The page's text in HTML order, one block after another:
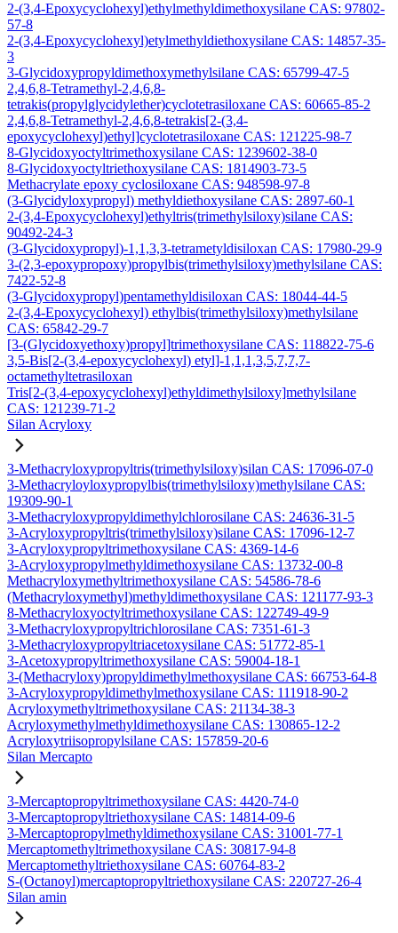
2-(3,4-Epoxycyclohexyl)ethylmethyldimethoxysilane CAS: 97802-
57-8
2-(3,4-Epoxycyclohexyl)etylmethyldiethoxysilane CAS: 14857-35-
3
3-Glycidoxypropyldimethoxymethylsilane CAS: 65799-47-5
2,4,6,8-Tetramethyl-2,4,6,8-
tetrakis(propylglycidylether)cyclotetrasiloxane CAS: 60665-85-2
2,4,6,8-Tetramethyl-2,4,6,8-tetrakis[2-(3,4-
epoxycyclohexyl)ethyl]cyclotetrasiloxane CAS: 121225-98-7
8-Glycidoxyoctyltrimethoxysilane CAS: 1239602-38-0
8-Glycidoxyoctyltriethoxysilane CAS: 1814903-73-5
Methacrylate epoxy cyclosiloxane CAS: 948598-97-8
(3-Glycidyloxypropyl) methyldiethoxysilane CAS: 2897-60-1
2-(3,4-Epoxycyclohexyl)ethyltris(trimethylsiloxy)silane CAS:
90492-24-3
(3-Glycidoxypropyl)-1,1,3,3-tetrametyldisiloxan CAS: 17980-29-9
3-(2,3-epoxypropoxy)propylbis(trimethylsiloxy)methylsilane CAS:
7422-52-8
(3-Glycidoxypropyl)pentamethyldisiloxan CAS: 18044-44-5
2-(3,4-Epoxycyclohexyl) ethylbis(trimethylsiloxy)methylsilane
CAS: 65842-29-7
[3-(Glycidoxyethoxy)propyl]trimethoxysilane CAS: 118822-75-6
3,5-Bis[2-(3,4-epoxycyclohexyl) etyl]-1,1,1,3,5,7,7,7-
octamethyltetrasiloxan
Tris[2-(3,4-epoxycyclohexyl)ethyldimethylsiloxy]methylsilane
CAS: 121239-71-2
Silan Acryloxy
3-Methacryloxypropyltris(trimethylsiloxy)silan CAS: 17096-07-0
3-Methacryloyloxypropylbis(trimethylsiloxy)methylsilane CAS:
19309-90-1
3-Methacryloxypropyldimethylchlorosilane CAS: 24636-31-5
3-Acryloxypropyltris(trimethylsiloxy)silane CAS: 17096-12-7
3-Acryloxypropyltrimethoxysilane CAS: 4369-14-6
3-Acryloxypropylmethyldimethoxysilane CAS: 13732-00-8
Methacryloxymethyltrimethoxysilane CAS: 54586-78-6
(Methacryloxymethyl)methyldimethoxysilane CAS: 121177-93-3
8-Methacryloxyoctyltrimethoxysilane CAS: 122749-49-9
3-Methacryloxypropyltrichlorosilane CAS: 7351-61-3
3-Methacryloxypropyltriacetoxysilane CAS: 51772-85-1
3-Acetoxypropyltrimethoxysilane CAS: 59004-18-1
3-(Methacryloxy)propyldimethylmethoxysilane CAS: 66753-64-8
3-Acryloxypropyldimethylmethoxysilane CAS: 111918-90-2
Acryloxymethyltrimethoxysilane CAS: 21134-38-3
Acryloxymethylmethyldimethoxysilane CAS: 130865-12-2
Acryloxytriisopropylsilane CAS: 157859-20-6
Silan Mercapto
3-Mercaptopropyltrimethoxysilane CAS: 4420-74-0
3-Mercaptopropyltriethoxysilane CAS: 14814-09-6
3-Mercaptopropylmethyldimethoxysilane CAS: 31001-77-1
Mercaptomethyltrimethoxysilane CAS: 30817-94-8
Mercaptomethyltriethoxysilane CAS: 60764-83-2
S-(Octanoyl)mercaptopropyltriethoxysilane CAS: 220727-26-4
Silan amin